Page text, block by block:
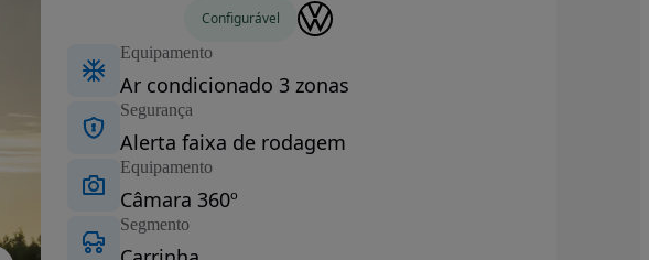
Configurável
Equipamento
Ar condicionado 3 zonas
Segurança
Alerta faixa de rodagem
Equipamento
Câmara 360º
Segmento